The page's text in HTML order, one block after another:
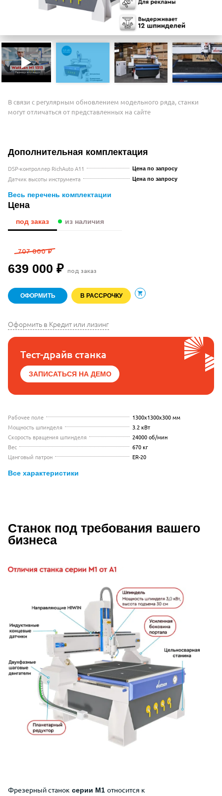
В связи с регулярным обновлением модельного ряда, станки
могут отличаться от представленных на сайте
Рабочее поле
1300х1300х300 мм
Мощность шпинделя
3.2 кВт
Скорость вращения шпинделя
24000 об/мин
Вес
670 кг
Цанговый патрон
ER-20
Все характеристики
Дополнительная комплектация
DSP-контроллер RichAuto A11 Цена по запросу
Датчик высоты инструмента Цена по запросу
Весь перечень комплектации
Цена
под заказ из наличия
707 000 ₽
639 000 ₽ под заказ
ОФОРМИТЬ В РАССРОЧКУ В корзину
Оформить в Кредит или лизинг
Тест-драйв станка
ЗАПИСАТЬСЯ НА ДЕМО
Описание Wattsan M1 1313
Станок под требования вашего
бизнеса
Фрезерный станок серии M1 относится к